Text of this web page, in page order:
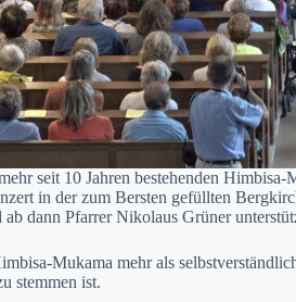
seit 10 Jahren beste­hen­den
in der zum Bersten gefüll­ten
dann Pfar­rer Niko­laus Grün­er
Muka­ma mehr als
stem­men ist.